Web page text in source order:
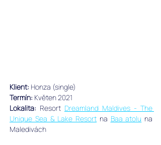
Klient: Honza (single)
Termín: Květen 2021
Lokalita: Resort Dreamland Maldives - The
Unique Sea & Lake Resort na Baa atolu na
Maledivách